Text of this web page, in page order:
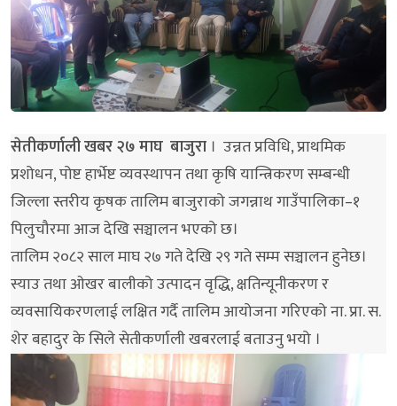
सेतीकर्णाली खबर २७ माघ बाजुरा । उन्नत प्रविधि, प्राथमिक
प्रशोधन, पोष्ट हार्भेष्ट व्यवस्थापन तथा कृषि यान्त्रिकरण सम्बन्धी
जिल्ला स्तरीय कृषक तालिम बाजुराको जगन्नाथ गाउँपालिका–१
पिलुचौरमा आज देखि सञ्चालन भएको छ।
तालिम २०८२ साल माघ २७ गते देखि २९ गते सम्म सञ्चालन हुनेछ।
स्याउ तथा ओखर बालीको उत्पादन वृद्धि, क्षतिन्यूनीकरण र
व्यवसायिकरणलाई लक्षित गर्दै तालिम आयोजना गरिएको ना. प्रा. स.
शेर बहादुर के सिले सेतीकर्णाली खबरलाई बताउनु भयो ।